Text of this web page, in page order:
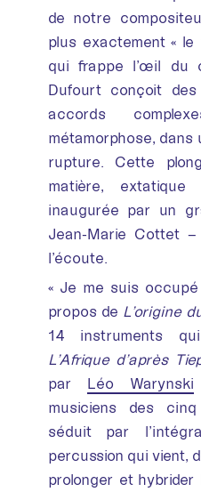
de notre
plus exactement « le
qui frappe l’œil du
Dufourt conçoit
accords
métamorphose, dans
rupture. Cette
matière,
inaugurée par un
Jean-Marie Cottet
l’écoute.
« Je me suis occupé
propos de L’origine
14 instruments
L’Afrique d’après
par Léo Warynski
musiciens des
séduit par
percussion qui vient,
prolonger et